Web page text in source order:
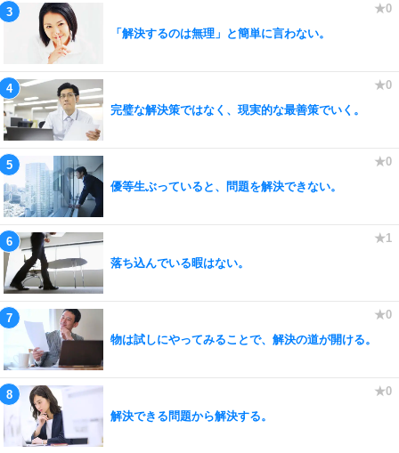
「解決するのは無理」と簡単に言わない。
完璧な解決策ではなく、現実的な最善策でいく。
優等生ぶっていると、問題を解決できない。
落ち込んでいる暇はない。
物は試しにやってみることで、解決の道が開ける。
解決できる問題から解決する。